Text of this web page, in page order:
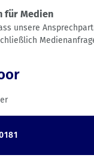
für Medien
unsere